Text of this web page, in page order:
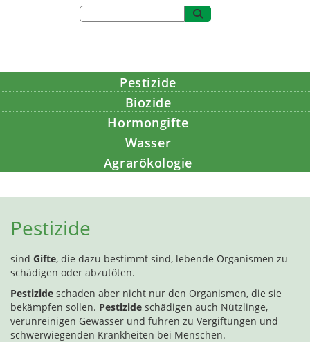
Pestizide
Biozide
Hormongifte
Wasser
Agrarökologie
Pestizide
sind Gifte, die dazu bestimmt sind, lebende Organismen zu
schädigen oder abzutöten.
Pestizide schaden aber nicht nur den Organismen, die sie
bekämpfen sollen. Pestizide schädigen auch Nützlinge,
verunreinigen Gewässer und führen zu Vergiftungen und
schwerwiegenden Krankheiten bei Menschen.